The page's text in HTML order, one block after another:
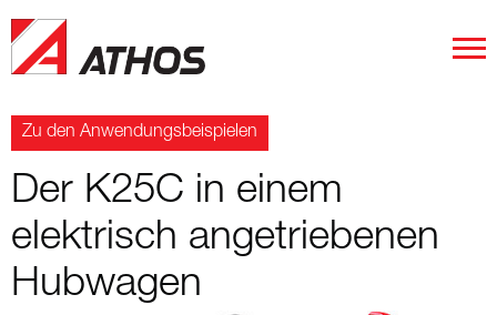
Zu den Anwendungsbeispielen
Der K25C in einem
elektrisch angetriebenen
Hubwagen